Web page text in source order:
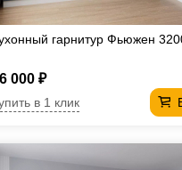
гарнитур Фьюжен
000 ₽
в 1 клик